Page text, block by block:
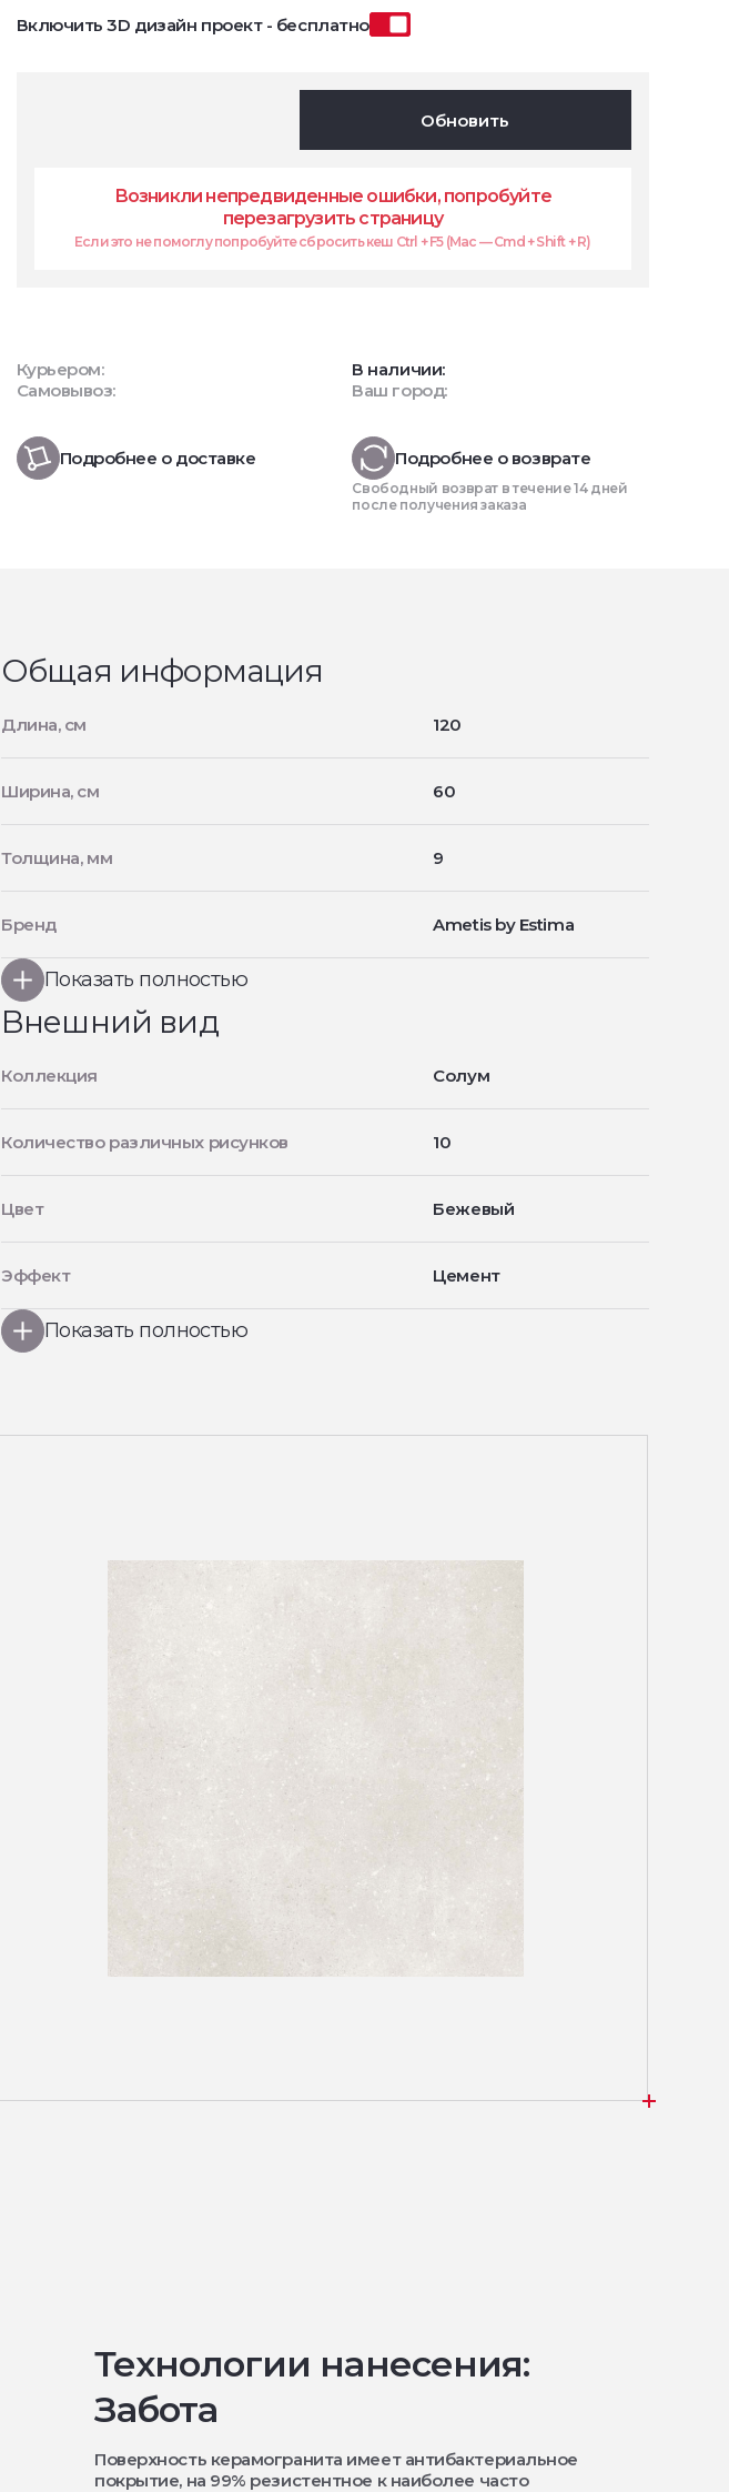
Включить 3D дизайн проект - бесплатно
Обновить
Возникли непредвиденные ошибки, попробуйте
перезагрузить страницу
Если это не помоглу попробуйте сбросить кеш Ctrl + F5 (Mac — Cmd + Shift + R)
Курьером:
Самовывоз:
В наличии:
Ваш город:
Подробнее о доставке Подробнее о возврате
Свободный возврат в течение 14 дней
после получения заказа
Общая информация
Длина, см 120
Ширина, см 60
Толщина, мм 9
Бренд Ametis by Estima
Показать полностью
Внешний вид
Коллекция Солум
Количество различных рисунков 10
Цвет Бежевый
Эффект Цемент
Показать полностью
Технологии нанесения:
Забота
Поверхность керамогранита имеет антибактериальное
покрытие, на 99% резистентное к наиболее часто